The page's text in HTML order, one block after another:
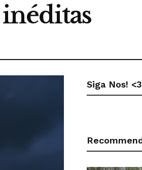
Siga Nos! <3